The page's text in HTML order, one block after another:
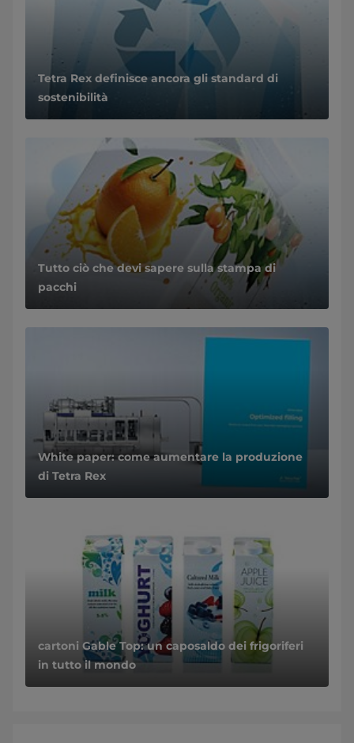
Tetra Rex definisce ancora gli standard di
sostenibilità
Tutto ciò che devi sapere sulla stampa di
pacchi
White paper: come aumentare la produzione
di Tetra Rex
cartoni Gable Top: un caposaldo dei frigoriferi
in tutto il mondo